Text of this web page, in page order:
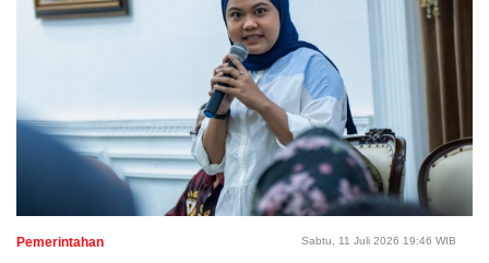
Pemerintahan Sabtu, 11 Juli 2026 19:46 WIB